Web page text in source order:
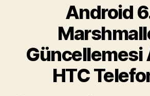
Android
Güncellemesi
HTC